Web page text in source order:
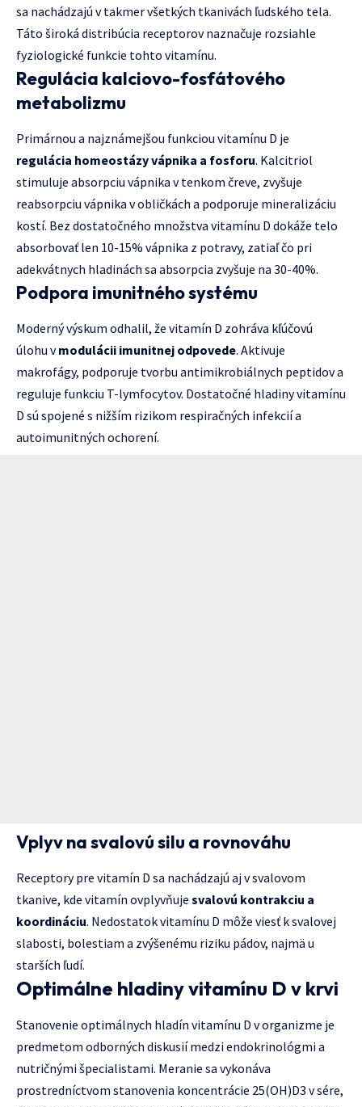
sa nachádzajú v takmer všetkých tkanivách ľudského tela.
Táto široká distribúcia receptorov naznačuje rozsiahle
fyziologické funkcie tohto vitamínu.
Regulácia kalciovo-fosfátového
metabolizmu
Primárnou a najznámejšou funkciou vitamínu D je
regulácia homeostázy vápnika a fosforu. Kalcitriol
stimuluje absorpciu vápnika v tenkom čreve, zvyšuje
reabsorpciu vápnika v obličkách a podporuje mineralizáciu
kostí. Bez dostatočného množstva vitamínu D dokáže telo
absorbovať len 10-15% vápnika z potravy, zatiaľ čo pri
adekvátnych hladinách sa absorpcia zvyšuje na 30-40%.
Podpora imunitného systému
Moderný výskum odhalil, že vitamín D zohráva kľúčovú
úlohu vmodulácii imunitnej odpovede. Aktivuje
makrofágy, podporuje tvorbu antimikrobiálnych peptidov a
reguluje funkciu T-lymfocytov. Dostatočné hladiny vitamínu
D sú spojené s nižším rizikom respiračných infekcií a
autoimunitných ochorení.
Vplyv na svalovú silu a rovnováhu
Receptory pre vitamín D sa nachádzajú aj v svalovom
tkanive, kde vitamín ovplyvňuje svalovú kontrakciu a
koordináciu. Nedostatok vitamínu D môže viesť k svalovej
slabosti, bolestiam a zvýšenému riziku pádov, najmä u
starších ľudí.
Optimálne hladiny vitamínu D v krvi
Stanovenie optimálnych hladín vitamínu D v organizme je
predmetom odborných diskusií medzi endokrinológmi a
nutričnými špecialistami. Meranie sa vykonáva
prostredníctvom stanovenia koncentrácie 25(OH)D3 v sére,